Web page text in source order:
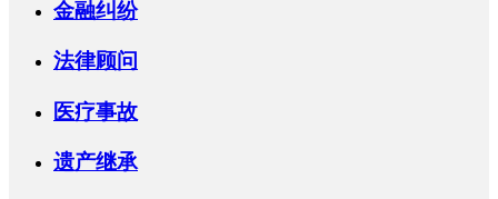
金融纠纷
法律顾问
医疗事故
遗产继承